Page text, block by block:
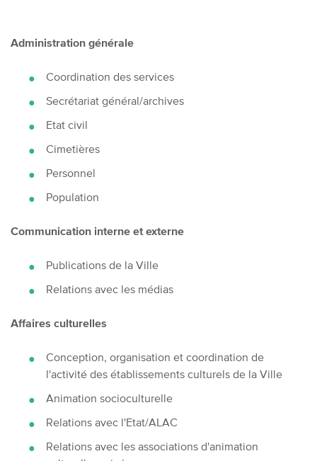
Administration générale
Coordination des services
Secrétariat général/archives
Etat civil
Cimetières
Personnel
Population
Communication interne et externe
Publications de la Ville
Relations avec les médias
Affaires culturelles
Conception, organisation et coordination de
l'activité des établissements culturels de la Ville
Animation socioculturelle
Relations avec l'Etat/ALAC
Relations avec les associations d'animation